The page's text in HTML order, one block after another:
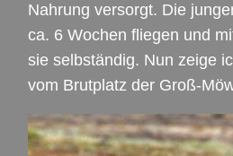
Nahrung versorgt. Die
ca. 6 Wochen fliegen und
sie selbständig. Nun zeige
vom Brutplatz der Groß-